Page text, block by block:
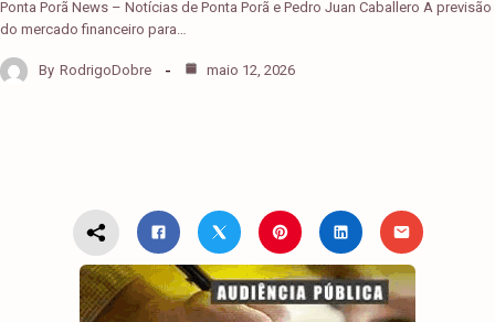
Ponta Porã News – Notícias de Ponta Porã e Pedro Juan Caballero A previsão
do mercado financeiro para…
By RodrigoDobre maio 12, 2026